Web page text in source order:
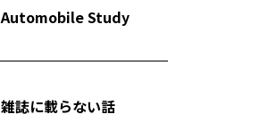
Automobile Study
雑誌に載らない話